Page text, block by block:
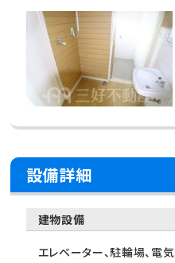
設備詳細
建物設備
エレベーター、駐輪場、電気